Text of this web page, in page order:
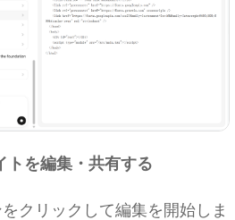
トを編集・共有する
クリックして編集を開始しま